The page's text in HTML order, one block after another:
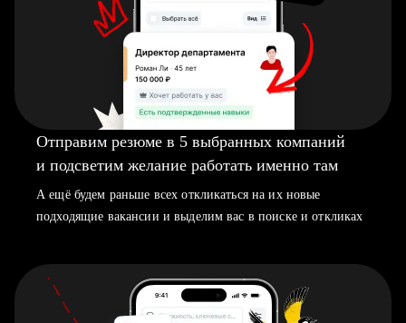
Отправим резюме в 5 выбранных компаний
и подсветим желание работать именно там
А ещё будем раньше всех откликаться на их новые
подходящие вакансии и выделим вас в поиске и откликах